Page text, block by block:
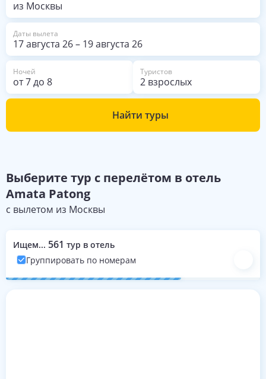
Даты вылета
17 августа 26– 19 августа 26
Ночей
от7до 8
Туристов
2 взрослых
Найти туры
Выберите тур с перелётом в отель
Amata Patong
с вылетом из Москвы
Ищем... 561 тур в отель
Группировать по номерам